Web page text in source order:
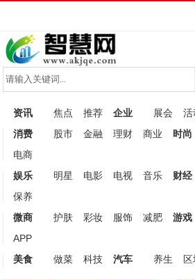
资讯 焦点 推荐 企业 展会
活
消费
股市 金融 理财 商业 时尚
电商
娱乐
明星 电影 电视 音乐 财经
保养
微商
护肤 彩妆 服饰 减肥 游戏
APP
美食
做菜 科技 汽车 养生